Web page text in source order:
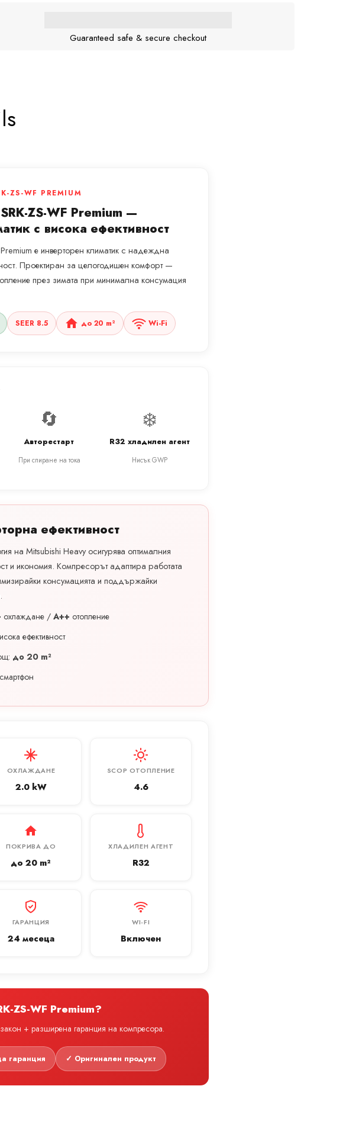
Guaranteed safe & secure checkout
ZS-WF PREMIUM
ZS-WF Premium —
с висока ефективност
е инверторен климатик с надеждна
Проектиран за целогодишен комфорт —
през зимата при минимална консумация
SEER 8.5 до 20 m² Wi-Fi
🔄
Авторестарт
При спиране на тока
❄️
R32 хладилен агент
Нисък GWP
ефективност
на Mitsubishi Heavy осигурява оптималния
и икономия. Компресорът адаптира работата
консумацията и поддържайки
охлаждане /A++ отопление
ефективност
до 20 m²
ОХЛАЖДАНЕ
2.0 kW
SCOP ОТОПЛЕНИЕ
4.6
ПОКРИВА ДО
до 20 m²
ХЛАДИЛЕН АГЕНТ
R32
ГАРАНЦИЯ
24 месеца
WI-FI
Включен
ZS-WF Premium?
+ разширена гаранция на компресора.
гаранция ✓ Оригинален продукт